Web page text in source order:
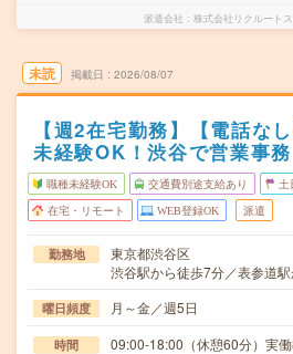
派遣会社 株式会社リクルート
未読 掲載日 2026/08/07
【週2在宅勤務】【電話な
未経験OK！渋谷で営業事務
職種未経験OK 交通費別途支給あり 土
在宅・リモート WEB登録OK 派遣
勤務地
東京都渋谷区
渋谷駅から徒歩7分／表参道
曜日頻度 月～金／週5日
時間 09:00-18:00（休憩60分）実働